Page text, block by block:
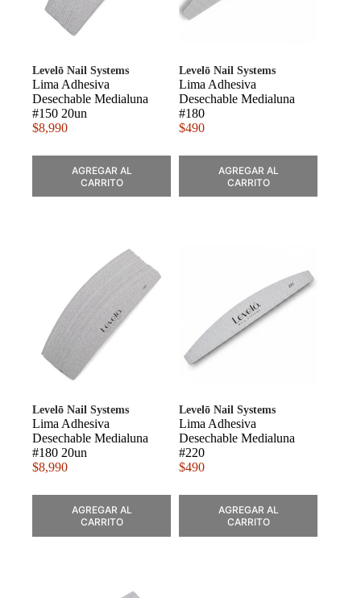
Levelō Nail Systems
Lima Adhesiva
Desechable Medialuna
#150 20un
$8,990
AGREGAR AL
CARRITO
Levelō Nail Systems
Lima Adhesiva
Desechable Medialuna
#180
$490
AGREGAR AL
CARRITO
Levelō Nail Systems
Lima Adhesiva
Desechable Medialuna
#180 20un
$8,990
AGREGAR AL
CARRITO
Levelō Nail Systems
Lima Adhesiva
Desechable Medialuna
#220
$490
AGREGAR AL
CARRITO